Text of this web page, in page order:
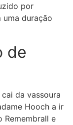
por
uma duração
de
da vassoura
Hooch a ir
Remembrall e